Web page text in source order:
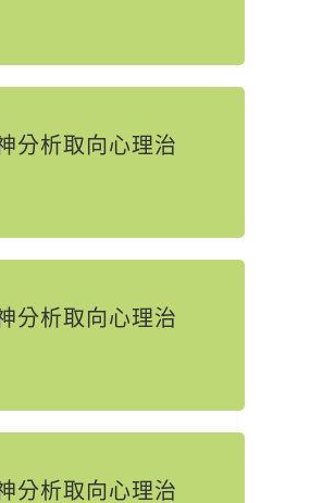
分析取向心理治
分析取向心理治
分析取向心理治